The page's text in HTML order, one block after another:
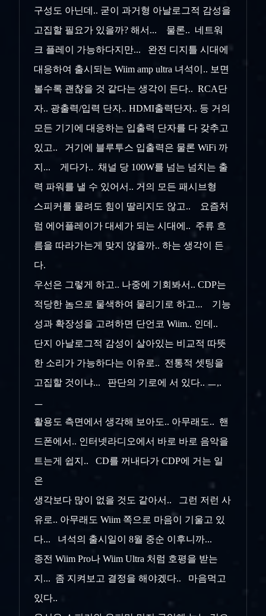
구성도 아닌데.. 굳이 과거형 아날로그적 감성을
고집할 필요가 있을까? 해서... 물론.. 네트워
크 플레이 가능하다지만... 완전 디지틀 시대에
대응하여 출시되는 Wiim amp ultra 녀석이.. 보면
볼수록 괜찮을 것 같다는 생각이 든다.. RCA단
자.. 광출력/입력 단자.. HDMI출력단자.. 등 거의
모든 기기에 대응하는 입출력 단자를 다 갖추고
있고.. 거기에 블루투스 입출력은 물론 WiFi 까
지... 게다가.. 채널 당 100W를 넘는 넘치는 출
력 파워를 낼 수 있어서.. 거의 모든 패시브형
스피커를 물려도 힘이 딸리지도 않고.. 요즘처
럼 에어플레이가 대세가 되는 시대에.. 주류 흐
름을 따라가는게 맞지 않을까.. 하는 생각이 든
다.
우선은 그렇게 하고.. 나중에 기회봐서.. CDP는
적당한 놈으로 물색하여 물리기로 하고... 기능
성과 확장성을 고려하면 단언코 Wiim.. 인데..
단지 아날로그적 감성이 살아있는 비교적 따뜻
한 소리가 가능하다는 이유로.. 전통적 셋팅을
고집할 것이냐... 판단의 기로에 서 있다.. ㅡ,.
ㅡ
활용도 측면에서 생각해 보아도.. 아무래도.. 핸
드폰에서.. 인터넷라디오에서 바로 바로 음악을
트는게 쉽지.. CD를 꺼내다가 CDP에 거는 일
은
생각보다 많이 없을 것도 같아서.. 그런 저런 사
유로.. 아무래도 Wiim 쪽으로 마음이 기울고 있
다... 녀석의 출시일이 8월 중순 이후니까...
종전 Wiim Pro나 Wiim Ultra 처럼 호평을 받는
지... 좀 지켜보고 결정을 해야겠다.. 마음먹고
있다..